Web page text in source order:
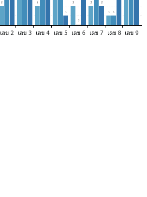
2 2
1
2
0
2 2
1 1
เลข 2 เลข 3 เลข 4 เลข 5 เลข 6 เลข 7 เลข 8 เลข 9